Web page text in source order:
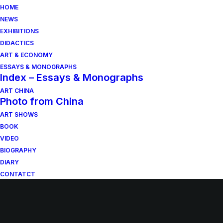
HOME
NEWS
EXHIBITIONS
DIDACTICS
ART & ECONOMY
ESSAYS & MONOGRAPHS
Index – Essays & Monographs
ART CHINA
Photo from China
ART SHOWS
BOOK
VIDEO
BIOGRAPHY
DIARY
CONTATCT